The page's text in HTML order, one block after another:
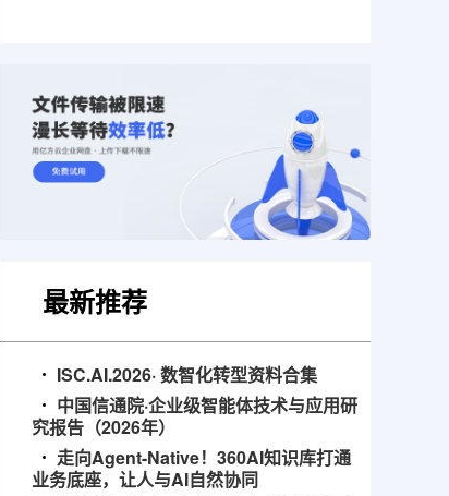
最新推荐
ISC.AI.2026· 数智化转型资料合集
中国信通院·企业级智能体技术与应用研
究报告（2026年）
走向Agent-Native！360AI知识库打通
业务底座，让人与AI自然协同